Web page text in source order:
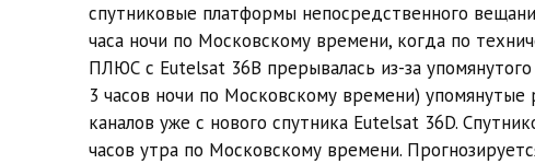
спутниковые платформы непосредственного
часа ночи по Московскому времени, когда по
ПЛЮС с Eutelsat 36B прерывалась из-за
3 часов ночи по Московскому времени)
каналов уже с нового спутника Eutelsat 36D.
часов утра по Московскому времени.